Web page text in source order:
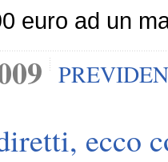
euro ad un
ecco